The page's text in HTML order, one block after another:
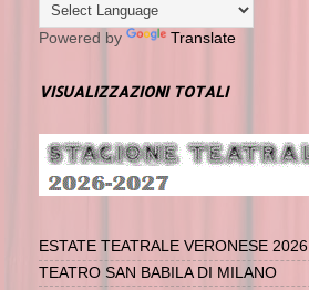
Powered by Translate
VISUALIZZAZIONI TOTALI
ESTATE TEATRALE VERONESE 2026
TEATRO SAN BABILA DI MILANO